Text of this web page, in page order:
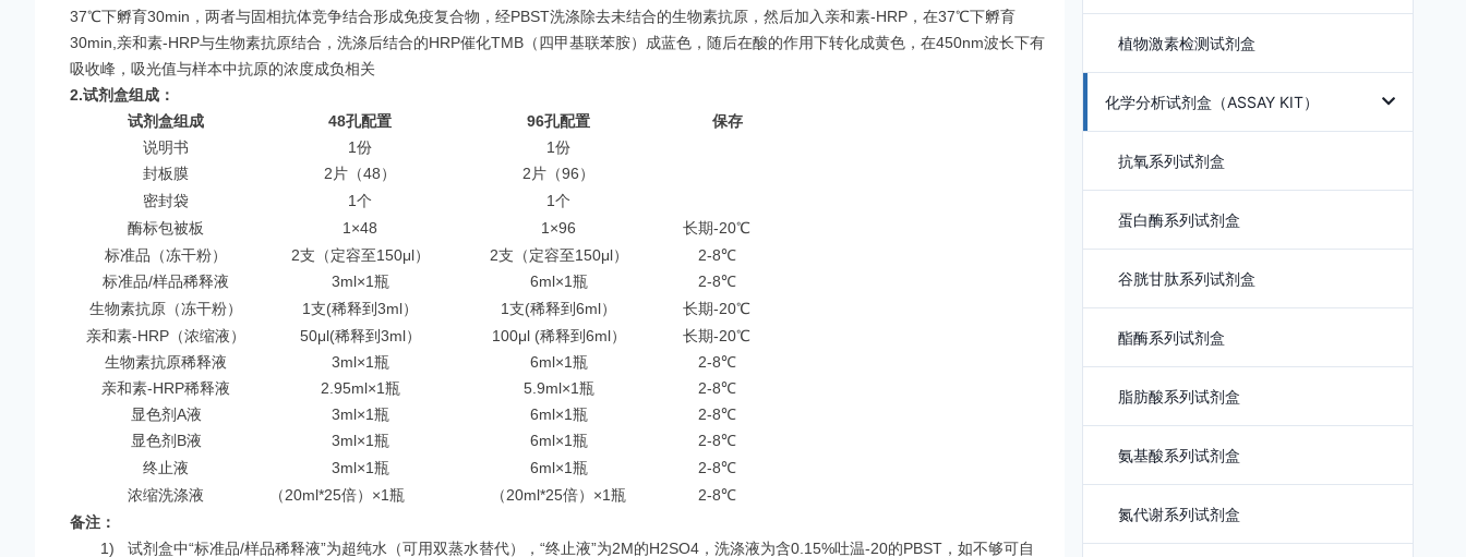
37℃下孵育30min，两者与固相抗体竞争结合形成免疫复合物，经PBST洗涤除去未结合的生物素抗原，然后加入亲和素-HRP，在37℃下孵育
30min,亲和素-HRP与生物素抗原结合，洗涤后结合的HRP催化TMB（四甲基联苯胺）成蓝色，随后在酸的作用下转化成黄色，在450nm波长下有
吸收峰，吸光值与样本中抗原的浓度成负相关
2.试剂盒组成：
试剂盒组成
48孔配置 96孔配置
保存
说明书
1份
1份
封板膜
2片（48）
2片（96）
密封袋
1个
1个
酶标包被板
1×48 1×96
长期-20℃
标准品（冻干粉）
2支（定容至150μl） 2支（定容至150μl）
2-8℃
标准品/样品稀释液
3ml×1瓶 6ml×1瓶
2-8℃
生物素抗原（冻干粉）
1支(稀释到3ml） 1支(稀释到6ml）
长期-20℃
亲和素-HRP（浓缩液）
50μl(稀释到3ml） 100μl (稀释到6ml）
长期-20℃
生物素抗原稀释液
3ml×1瓶 6ml×1瓶
2-8℃
亲和素-HRP稀释液
2.95ml×1瓶 5.9ml×1瓶
2-8℃
显色剂A液
3ml×1瓶 6ml×1瓶
2-8℃
显色剂B液
3ml×1瓶 6ml×1瓶
2-8℃
终止液
3ml×1瓶 6ml×1瓶
2-8℃
浓缩洗涤液
（20ml*25倍）×1瓶 （20ml*25倍）×1瓶
2-8℃
备注：
1)
试剂盒中“标准品/样品稀释液”为超纯水（可用双蒸水替代），“终止液”为2M的H2SO4，洗涤液为含0.15%吐温-20的PBST，如不够可自
植物激素检测试剂盒
化学分析试剂盒（ASSAY KIT）
抗氧系列试剂盒
蛋白酶系列试剂盒
谷胱甘肽系列试剂盒
酯酶系列试剂盒
脂肪酸系列试剂盒
氨基酸系列试剂盒
氮代谢系列试剂盒